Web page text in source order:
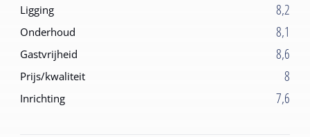
Ligging 8,2
Onderhoud 8,1
Gastvrijheid 8,6
Prijs/kwaliteit 8
Inrichting 7,6